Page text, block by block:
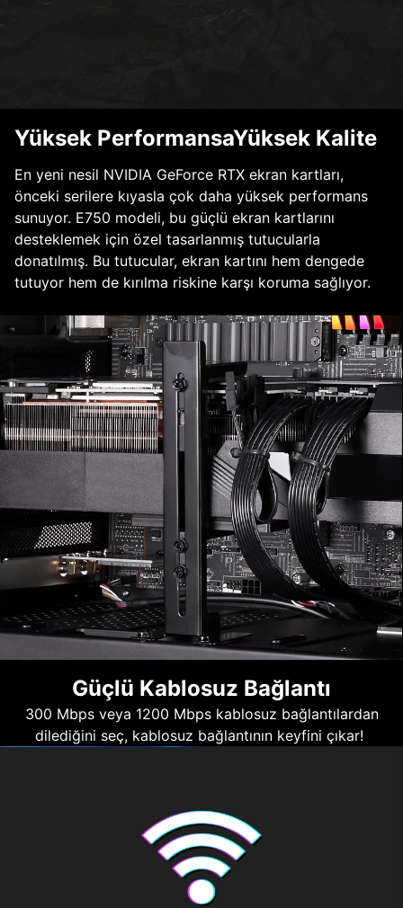
Yüksek PerformansaYüksek Kalite
En yeni nesil NVIDIA GeForce RTX ekran kartları,
önceki serilere kıyasla çok daha yüksek performans
sunuyor. E750 modeli, bu güçlü ekran kartlarını
desteklemek için özel tasarlanmış tutucularla
donatılmış. Bu tutucular, ekran kartını hem dengede
tutuyor hem de kırılma riskine karşı koruma sağlıyor.
Güçlü Kablosuz Bağlantı
300 Mbps veya 1200 Mbps kablosuz bağlantılardan
dilediğini seç, kablosuz bağlantının keyfini çıkar!